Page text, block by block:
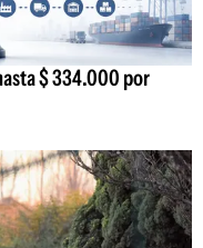
$ 334.000 por